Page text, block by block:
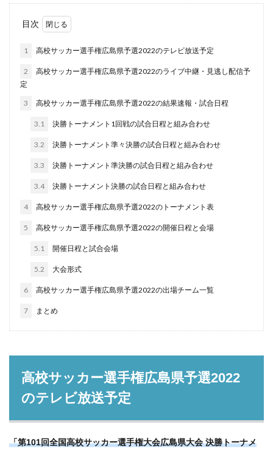
目次
1 高校サッカー選手権広島県予選2022のテレビ放送予定
2
高校サッカー選手権広島県予選2022のライブ中継・見逃し配信予
定
3 高校サッカー選手権広島県予選2022の結果速報・試合日程
3.1 決勝トーナメント1回戦の試合日程と組み合わせ
3.2 決勝トーナメント準々決勝の試合日程と組み合わせ
3.3 決勝トーナメント準決勝の試合日程と組み合わせ
3.4 決勝トーナメント決勝の試合日程と組み合わせ
4 高校サッカー選手権広島県予選2022のトーナメント表
5 高校サッカー選手権広島県予選2022の開催日程と会場
5.1 開催日程と試合会場
5.2 大会形式
6 高校サッカー選手権広島県予選2022の出場チーム一覧
7 まとめ
高校サッカー選手権広島県予選2022
のテレビ放送予定
「第101回全国高校サッカー選手権大会広島県大会 決勝トーナメ